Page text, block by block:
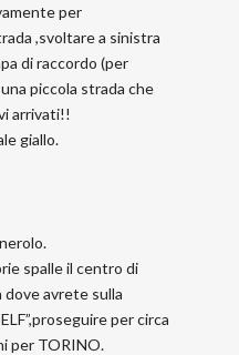
per
,svoltare a sinistra
di raccordo (per
piccola strada che
arrivati!!
giallo.
spalle il centro di
avrete sulla
per circa
per TORINO.